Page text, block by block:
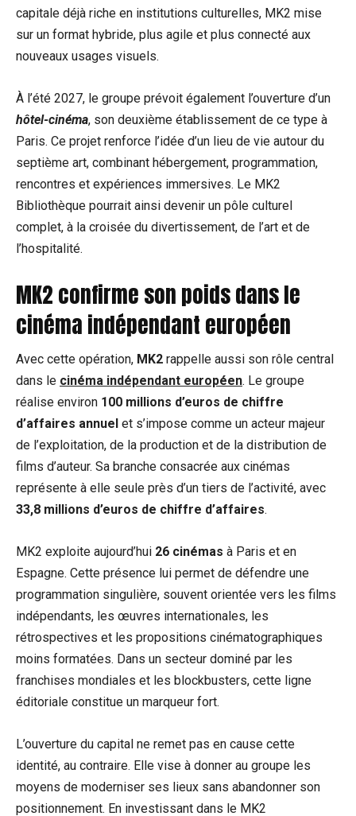
capitale déjà riche en institutions culturelles, MK2 mise
sur un format hybride, plus agile et plus connecté aux
nouveaux usages visuels.
À l’été 2027, le groupe prévoit également l’ouverture d’un
hôtel-cinéma, son deuxième établissement de ce type à
Paris. Ce projet renforce l’idée d’un lieu de vie autour du
septième art, combinant hébergement, programmation,
rencontres et expériences immersives. Le MK2
Bibliothèque pourrait ainsi devenir un pôle culturel
complet, à la croisée du divertissement, de l’art et de
l’hospitalité.
MK2 confirme son poids dans le
cinéma indépendant européen
Avec cette opération, MK2 rappelle aussi son rôle central
dans le cinéma indépendant européen. Le groupe
réalise environ 100 millions d’euros de chiffre
d’affaires annuel et s’impose comme un acteur majeur
de l’exploitation, de la production et de la distribution de
films d’auteur. Sa branche consacrée aux cinémas
représente à elle seule près d’un tiers de l’activité, avec
33,8 millions d’euros de chiffre d’affaires.
MK2 exploite aujourd’hui 26 cinémas à Paris et en
Espagne. Cette présence lui permet de défendre une
programmation singulière, souvent orientée vers les films
indépendants, les œuvres internationales, les
rétrospectives et les propositions cinématographiques
moins formatées. Dans un secteur dominé par les
franchises mondiales et les blockbusters, cette ligne
éditoriale constitue un marqueur fort.
L’ouverture du capital ne remet pas en cause cette
identité, au contraire. Elle vise à donner au groupe les
moyens de moderniser ses lieux sans abandonner son
positionnement. En investissant dans le MK2